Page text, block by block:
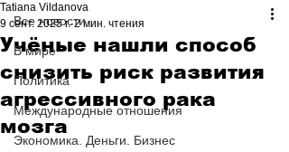
Все новости
В мире
Политика
Международные отношения
Экономика. Деньги. Бизнес
Учёные нашли способ
снизить риск развития
агрессивного рака
мозга
Tatiana Vildanova
9 сент. 2025 г. 2 мин. чтения